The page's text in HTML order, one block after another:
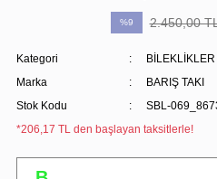
%9 2.450,00
Kategori
BİLEKLİKLER
Marka
BARIŞ TAKI
Stok Kodu
SBL-
*206,17 TL den başlayan taksitlerle!